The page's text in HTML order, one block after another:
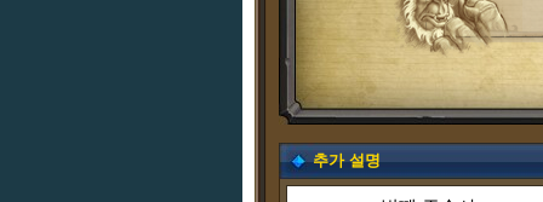
추가 설명